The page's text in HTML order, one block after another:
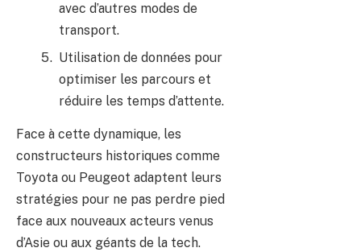
avec d’autres modes de
transport.
Utilisation de données pour
optimiser les parcours et
réduire les temps d’attente.
Face à cette dynamique, les
constructeurs historiques comme
Toyota ou Peugeot adaptent leurs
stratégies pour ne pas perdre pied
face aux nouveaux acteurs venus
d’Asie ou aux géants de la tech.